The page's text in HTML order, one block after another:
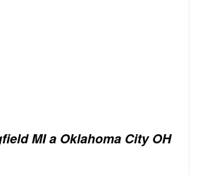
MI a Oklahoma City OH